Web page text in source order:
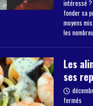
intéressé
fonder sa
moyens
les
Les
ses
fermés